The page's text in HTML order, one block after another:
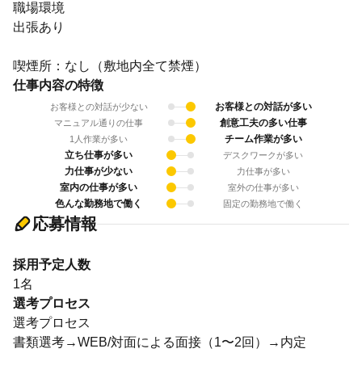
職場環境
出張あり
喫煙所：なし（敷地内全て禁煙）
仕事内容の特徴
お客様との対話が少ない お客様との対話が多い
マニュアル通りの仕事 創意工夫の多い仕事
1人作業が多い
チーム作業が多い
立ち仕事が多い
デスクワークが多い
力仕事が少ない 力仕事が多い
室内の仕事が多い 室外の仕事が多い
色んな勤務地で働く 固定の勤務地で働く
応募情報
採用予定人数
1名
選考プロセス
選考プロセス
書類選考→WEB/対面による面接（1〜2回）→内定